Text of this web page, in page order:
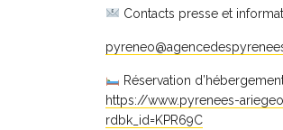
Contacts presse et
Réservation
https://www.pyrenees-
rdbk_id=KPR69C